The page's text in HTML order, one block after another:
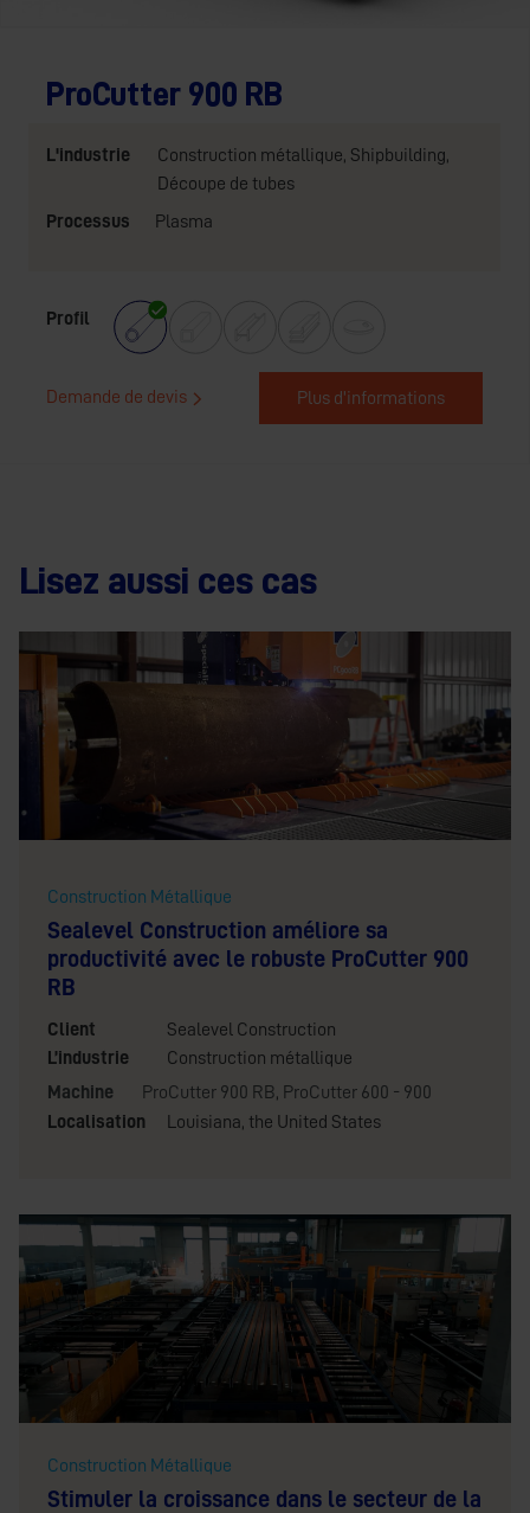
ProCutter 900 RB
L'industrie Construction métallique, Shipbuilding,
Découpe de tubes
Processus
Plasma
Profil
Demande de devis Plus d'informations
Lisez aussi ces cas
Construction Métallique
Sealevel Construction améliore sa
productivité avec le robuste ProCutter 900
RB
Client
Sealevel Construction
L’industrie
Construction métallique
Machine
ProCutter 900 RB, ProCutter 600 - 900
Localisation
Louisiana, the United States
Construction Métallique
Stimuler la croissance dans le secteur de la